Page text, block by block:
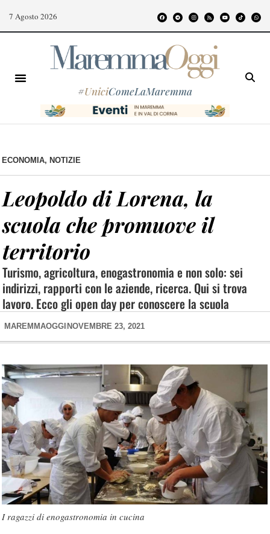
7 Agosto 2026
#UniciComeLaMaremma
ECONOMIA, NOTIZIE
Leopoldo di Lorena, la
scuola che promuove il
territorio
Turismo, agricoltura, enogastronomia e non solo: sei
indirizzi, rapporti con le aziende, ricerca. Qui si trova
lavoro. Ecco gli open day per conoscere la scuola
MAREMMAOGGI NOVEMBRE 23, 2021
I ragazzi di enogastronomia in cucina